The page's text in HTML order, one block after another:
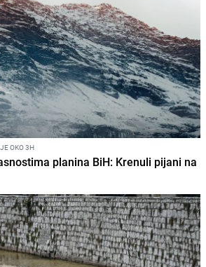
OKO 3H
planina BiH: Krenuli pijani na